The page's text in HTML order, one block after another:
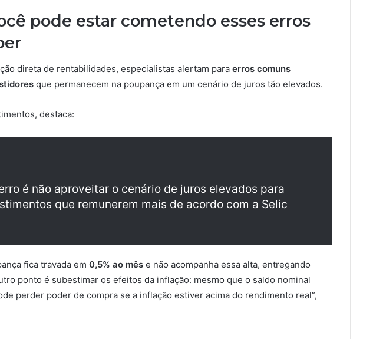
pode estar cometendo esses erros
direta de rentabilidades, especialistas alertam para erros comuns
que permanecem na poupança em um cenário de juros tão elevados.
destaca:
é não aproveitar o cenário de juros elevados para
que remunerem mais de acordo com a Selic
fica travada em 0,5% ao mês e não acompanha essa alta, entregando
ponto é subestimar os efeitos da inflação: mesmo que o saldo nominal
perder poder de compra se a inflação estiver acima do rendimento real”,